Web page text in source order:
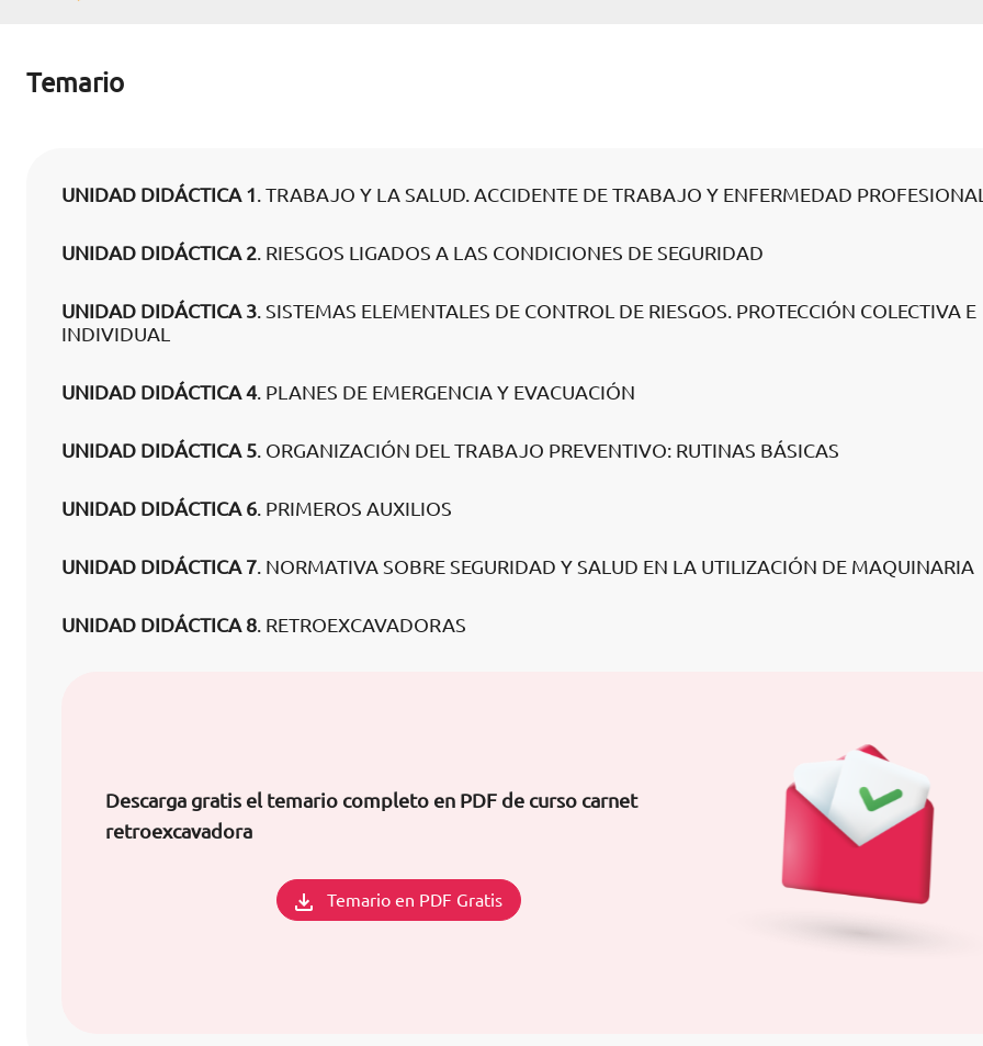
Temario
UNIDAD DIDÁCTICA 1. TRABAJO Y LA SALUD. ACCIDENTE DE TRABAJO Y ENFERMEDAD
UNIDAD DIDÁCTICA 2. RIESGOS LIGADOS A LAS CONDICIONES DE SEGURIDAD
UNIDAD DIDÁCTICA 3. SISTEMAS ELEMENTALES DE CONTROL DE RIESGOS. PROTECCIÓN COLECTIVA E
INDIVIDUAL
UNIDAD DIDÁCTICA 4. PLANES DE EMERGENCIA Y EVACUACIÓN
UNIDAD DIDÁCTICA 5. ORGANIZACIÓN DEL TRABAJO PREVENTIVO: RUTINAS BÁSICAS
UNIDAD DIDÁCTICA 6. PRIMEROS AUXILIOS
UNIDAD DIDÁCTICA 7. NORMATIVA SOBRE SEGURIDAD Y SALUD EN LA UTILIZACIÓN DE MAQUINARIA
UNIDAD DIDÁCTICA 8. RETROEXCAVADORAS
Descarga gratis el temario completo en PDF de curso carnet
retroexcavadora
Temario en PDF Gratis